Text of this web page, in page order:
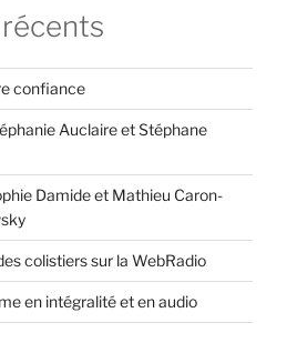
confiance
Auclaire et Stéphane
Damide et Mathieu Caron-
colistiers sur la WebRadio
en intégralité et en audio